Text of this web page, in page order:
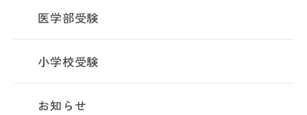
医学部受験
小学校受験
お知らせ